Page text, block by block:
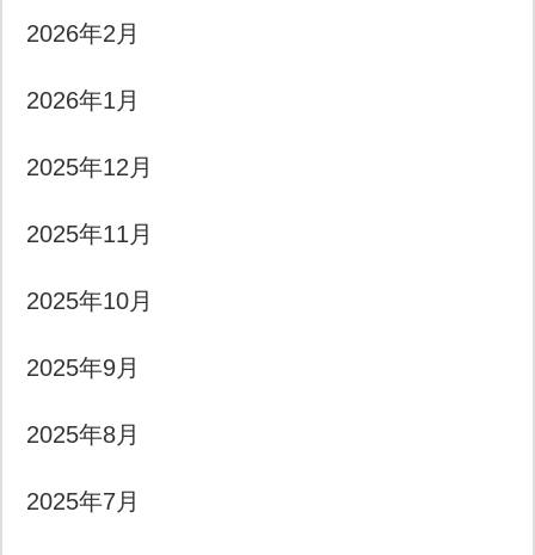
2026年2月
2026年1月
2025年12月
2025年11月
2025年10月
2025年9月
2025年8月
2025年7月